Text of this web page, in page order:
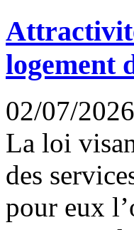
logement
02/07/2026
La loi
des
pour eux